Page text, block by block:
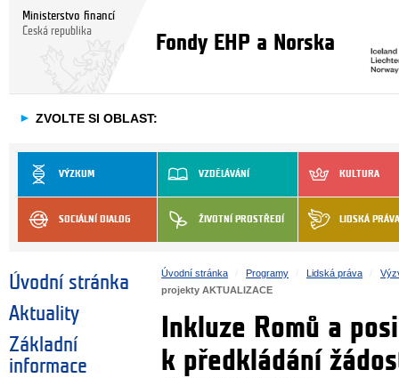
Ministerstvo financí
Česká republika
Fondy EHP a Norska
► ZVOLTE SI OBLAST:
VÝZKUM VZDĚLÁVÁNÍ KULTURA
SOCIÁLNÍ DIALOG ŽIVOTNÍ PROSTŘEDÍ LIDSKÁ PRÁVA
Úvodní stránka
Aktuality
Základní
informace
Úvodní stránka Programy Lidská práva
projekty AKTUALIZACE
Inkluze Romů a
k předkládání